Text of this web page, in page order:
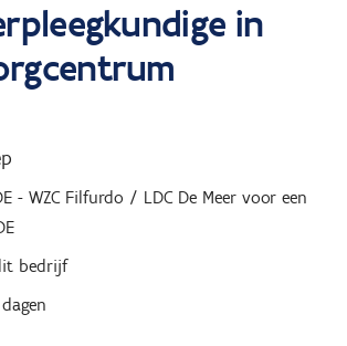
in
- WZC Filfurdo / LDC De Meer voor een
bedrijf